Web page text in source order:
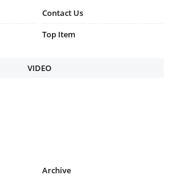
Contact Us
Top Item
VIDEO
Archive